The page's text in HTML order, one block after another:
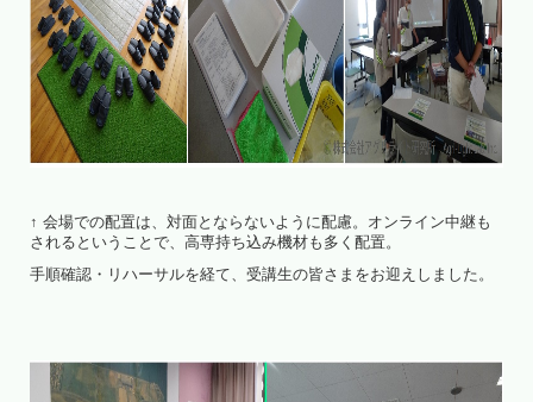
↑ 会場での配置は、対面とならないように配慮。オンライン中継も
されるということで、高専持ち込み機材も多く配置。
手順確認・リハーサルを経て、受講生の皆さまをお迎えしました。